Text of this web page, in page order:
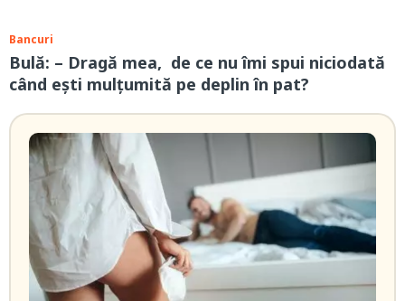
Bancuri
Bulă: – Dragă mea, de ce nu îmi spui niciodată
când ești mulțumită pe deplin în pat?